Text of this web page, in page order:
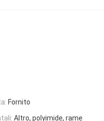
Fornito
Altro, polyimide, rame